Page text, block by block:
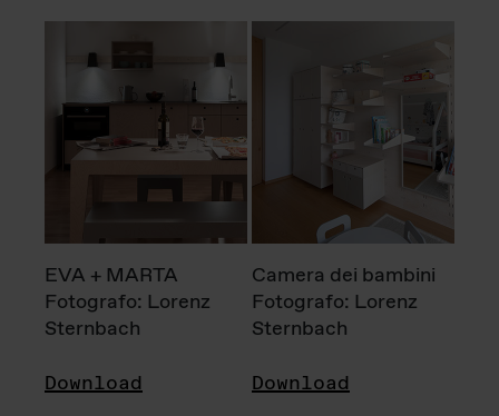
EVA + MARTA
Fotografo: Lorenz
Sternbach
Download
Camera dei bambini
Fotografo: Lorenz
Sternbach
Download